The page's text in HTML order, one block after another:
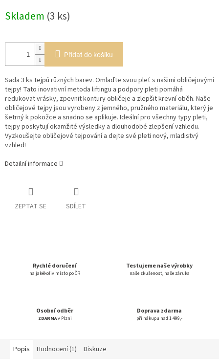
cena:
Skladem (3 ks)
Přidat do košíku
Sada 3 ks tejpů různých barev. Omlaďte svou pleť s našimi obličejovými
tejpy! Tato inovativní metoda liftingu a podpory pleti pomáhá
redukovat vrásky, zpevnit kontury obličeje a zlepšit krevní oběh. Naše
obličejové tejpy jsou vyrobeny z jemného, pružného materiálu, který je
šetrný k pokožce a snadno se aplikuje. Ideální pro všechny typy pleti,
tejpy poskytují okamžité výsledky a dlouhodobé zlepšení vzhledu.
Vyzkoušejte obličejové tejpování a dejte své pleti nový, mladistvý
vzhled!
Detailní informace
ZEPTAT SE SDÍLET
Rychlé doručení
na jakékoliv místo po ČR
Testujeme naše výrobky
naše zkušenost, naše záruka
Osobní odběr
ZDARMAv Plzni
Doprava zdarma
při nákupu nad 1 499,-
Popis Hodnocení (1) Diskuze